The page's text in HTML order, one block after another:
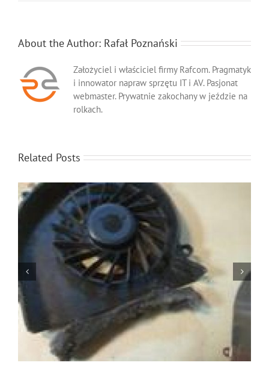
About the Author: Rafał Poznański
Założyciel i właściciel firmy Rafcom. Pragmatyk
i innowator napraw sprzętu IT i AV. Pasjonat
webmaster. Prywatnie zakochany w jeździe na
rolkach.
Related Posts
Jak oszczędzać baterię w laptopie?